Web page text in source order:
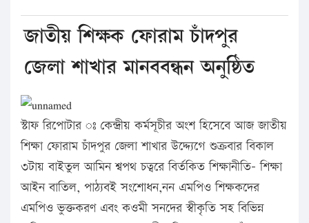
জাতীয় শিক্ষক ফোরাম চাঁদপুর
জেলা শাখার মানববন্ধন অনুষ্ঠিত
স্টাফ রিপোটার ঃ কেন্দ্রীয় কর্মসূচীর অংশ হিসেবে আজ জাতীয়
শিক্ষা ফোরাম চাঁদপুর জেলা শাখার উদ্দ্যেগে শুক্রবার বিকাল
৩টায় বাইতুল আমিন শ্বপথ চত্বরে বির্তকিত শিক্ষানীতি- শিক্ষা
আইন বাতিল, পাঠ্যবই সংশোধন,নন এমপিও শিক্ষকদের
এমপিও ভুক্তকরণ এবং কওমী সনদের স্বীকৃতি সহ বিভিন্ন